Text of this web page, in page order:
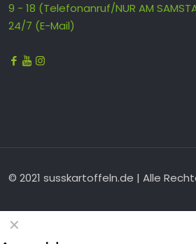
9 - 18 (Telefonanruf/NUR AM
24/7 (E-Mail)
© 2021 susskartoffeln.de | Alle
✕